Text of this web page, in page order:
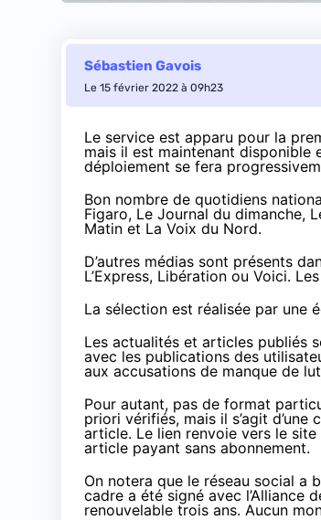
Sébastien Gavois
Le 15 février 2022 à 09h23
Le service est apparu pour la
mais il est maintenantdisponible
déploiement se fera
Bon nombre de quotidiens
Figaro, Le Journal du dimanche,
Matin et La Voix du Nord.
D’autres médias sont présents
L’Express, Libération ou Voici.
La sélection est réalisée par une
Les actualités et articles publiés
avec les publications des
aux accusations de manque de
Pour autant, pas de format
priori vérifiés, mais il s’agit
article. Le lien renvoie vers le
article payant sans abonnement.
On notera que le réseau social a
cadre a été signé avec l’Alliance
renouvelable trois ans. Aucun